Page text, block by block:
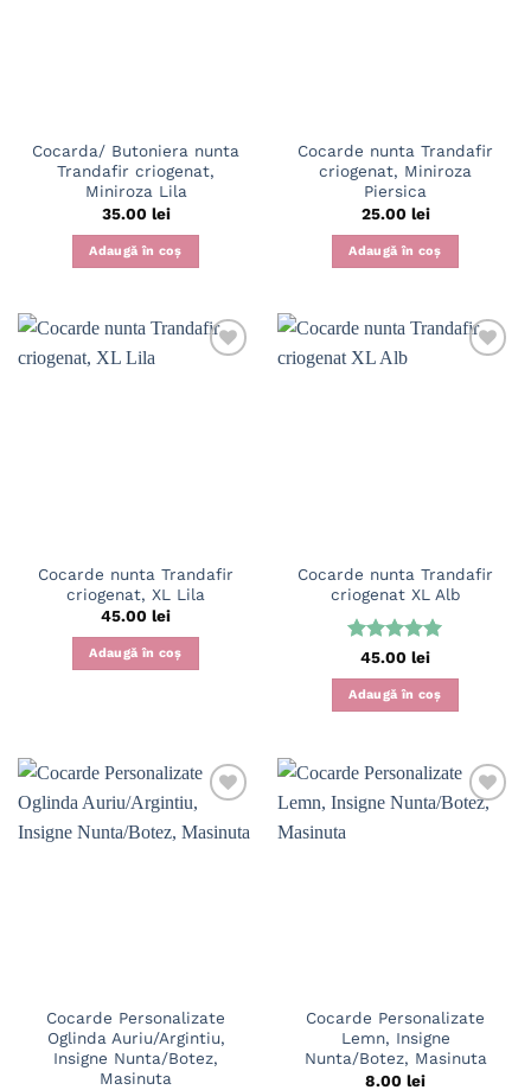
Cocarda/ Butoniera nunta
Trandafir criogenat,
Miniroza Lila
35.00 lei
Adaugă în coș
Cocarde nunta Trandafir
criogenat, Miniroza
Piersica
25.00 lei
Adaugă în coș
Cocarde nunta Trandafir
criogenat, XL Lila
45.00 lei
Adaugă în coș
Cocarde nunta Trandafir
criogenat XL Alb
Evaluat la
5din 5
45.00 lei
Adaugă în coș
Cocarde Personalizate
Oglinda Auriu/Argintiu,
Insigne Nunta/Botez,
Masinuta
Cocarde Personalizate
Lemn, Insigne
Nunta/Botez, Masinuta
8.00 lei